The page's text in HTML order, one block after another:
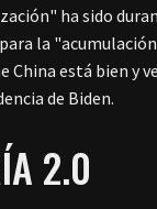
ha sido
la
China está bien y
de Biden.
2.0